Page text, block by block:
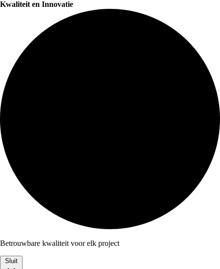
Kwaliteit en Innovatie
Betrouwbare kwaliteit voor elk project
Sluit